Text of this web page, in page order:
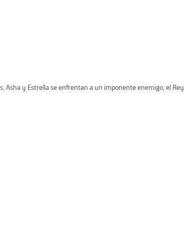
Asha y Estrella se enfrentan a un imponente enemigo, el Rey